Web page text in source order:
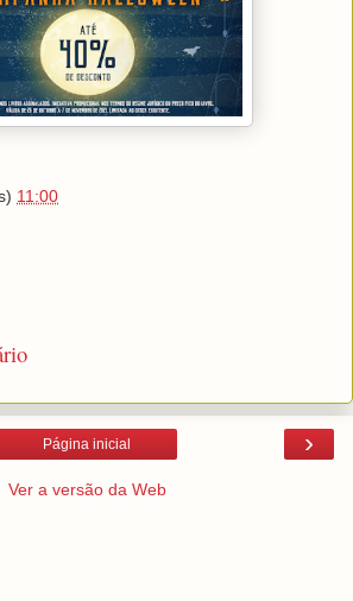
11:00
›
Página inicial
Ver a versão da Web